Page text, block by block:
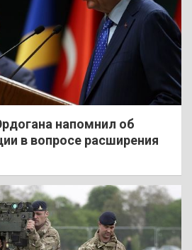
напомнил об
в вопросе расширения